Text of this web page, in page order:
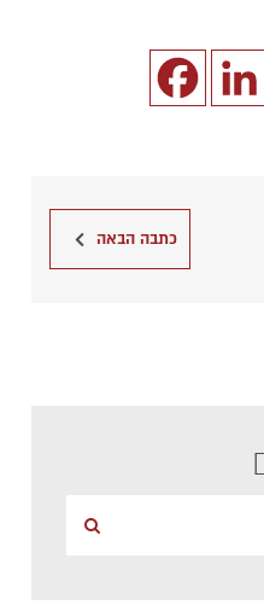
כתבה הבאה